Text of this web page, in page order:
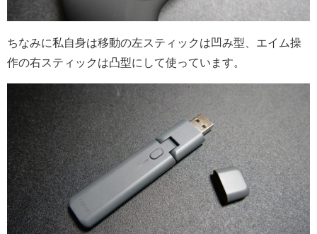
ちなみに私自身は移動の左スティックは凹み型、エイム操
作の右スティックは凸型にして使っています。